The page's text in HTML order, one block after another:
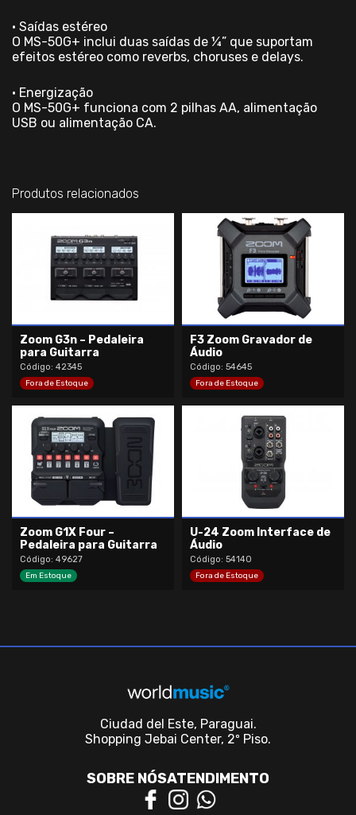
• Saídas estéreo
O MS-50G+ inclui duas saídas de ¼” que suportam
efeitos estéreo como reverbs, choruses e delays.
• Energização
O MS-50G+ funciona com 2 pilhas AA, alimentação
USB ou alimentação CA.
Produtos relacionados
Zoom G3n – Pedaleira
para Guitarra
Código: 42345
Fora de Estoque
F3 Zoom Gravador de
Áudio
Código: 54645
Fora de Estoque
Zoom G1X Four –
Pedaleira para Guitarra
Código: 49627
Em Estoque
U-24 Zoom Interface de
Áudio
Código: 54140
Fora de Estoque
Ciudad del Este, Paraguai.
Shopping Jebai Center, 2º Piso.
SOBRE NÓSATENDIMENTO